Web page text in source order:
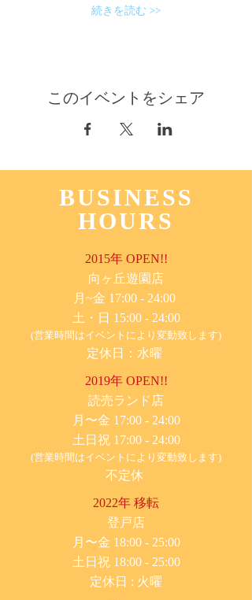
続きを読む >>
このイベントをシェア
BUSINESS
HOURS
2015年 OPEN!!
​向ヶ丘遊園店
月~金 17:00 - 24:00
土・日 15:00 - 24:00
(営業時間はイベントにより変動致します)
定休日：水曜
2019年 OPEN!!
​読売ランド店
月〜金 17:00 - 24:00
土日祝 17:00 - 24:00
(営業時間はイベントにより変動致します)
不定休
2022年 移転
​登戸店
月〜金 18:00 - 25:00
土日祝 18:00 - 25:00
​定休日 : 火曜